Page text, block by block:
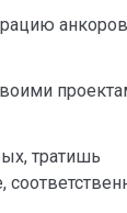
тратишь